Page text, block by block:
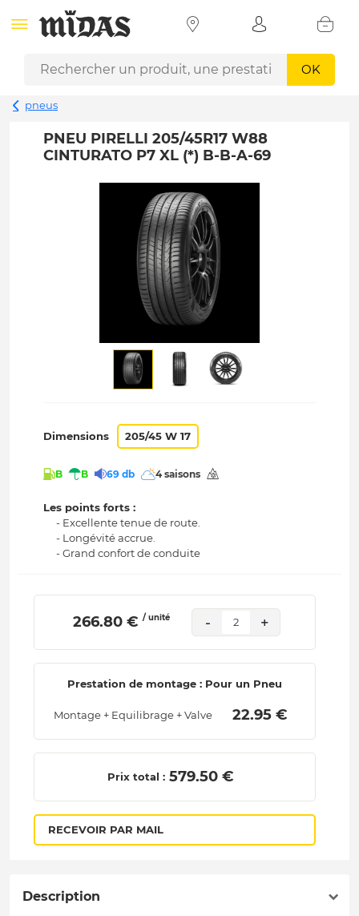
OK
pneus
PNEU PIRELLI 205/45R17 W88
CINTURATO P7 XL (*) B-B-A-69
Dimensions 205/45 W 17
B B 69 db 4 saisons
Les points forts :
- Excellente tenue de route.
- Longévité accrue.
- Grand confort de conduite
266.80 € / unité - 2 +
Prestation de montage : Pour un Pneu
Montage + Equilibrage + Valve 22.95 €
Prix total : 579.50 €
RECEVOIR PAR MAIL
Description